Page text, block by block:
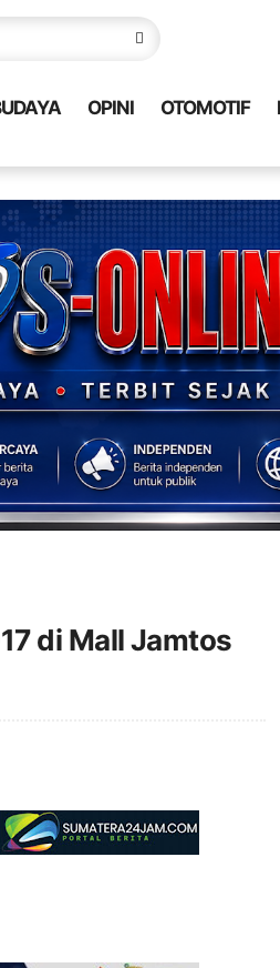
OPINI OTOMOTIF
di Mall Jamtos
Selamat Datang